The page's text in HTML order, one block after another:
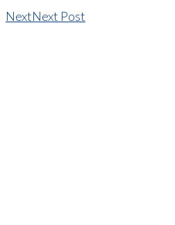
NextNext Post